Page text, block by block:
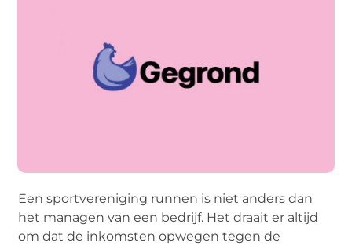
Een sportvereniging runnen is niet anders dan
het managen van een bedrijf. Het draait er altijd
om dat de inkomsten opwegen tegen de